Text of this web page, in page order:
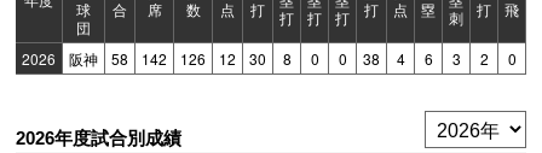
球
団
合
席
数
点
打
打
打
打
打
点
塁
刺
打
飛
2026 阪神 58 142 126 12 30 8 0 0 38 4 6 3 2 0
2026年度試合別成績